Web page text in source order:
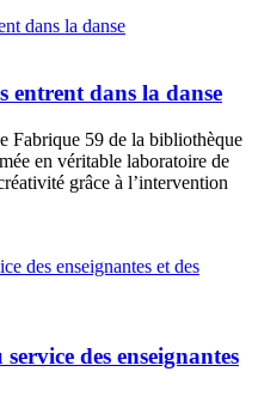
entrent dans la danse
Fabrique 59 de la bibliothèque
en véritable laboratoire de
grâce à l’intervention
des enseignantes